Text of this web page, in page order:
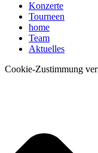
Konzerte
Tourneen
home
Team
Aktuelles
Cookie-Zustimmung